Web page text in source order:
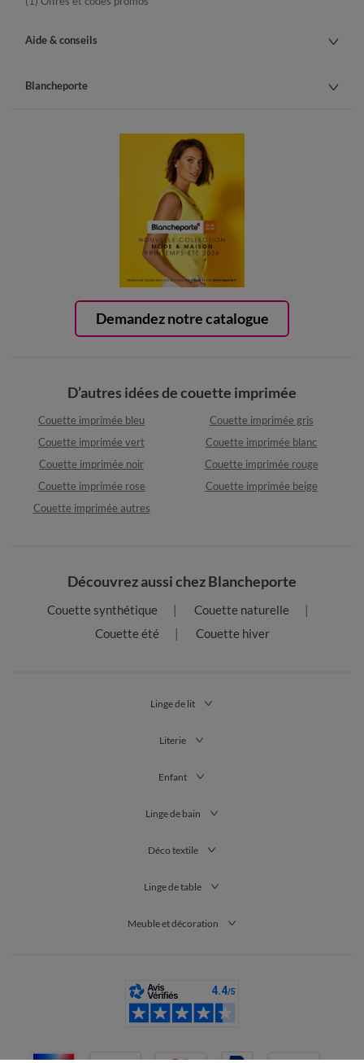
Demandez notre catalogue
Aide & conseils
Blancheporte
D’autres idées de couette imprimée
Couette imprimée bleu
Couette imprimée gris
Couette imprimée vert
Couette imprimée blanc
Couette imprimée noir
Couette imprimée rouge
Couette imprimée rose
Couette imprimée beige
Couette imprimée autres
Découvrez aussi chez Blancheporte
Couette synthétique
Couette naturelle
Couette été
Couette hiver
Linge de lit
Literie
Enfant
Linge de bain
Déco textile
Linge de table
Meuble et décoration